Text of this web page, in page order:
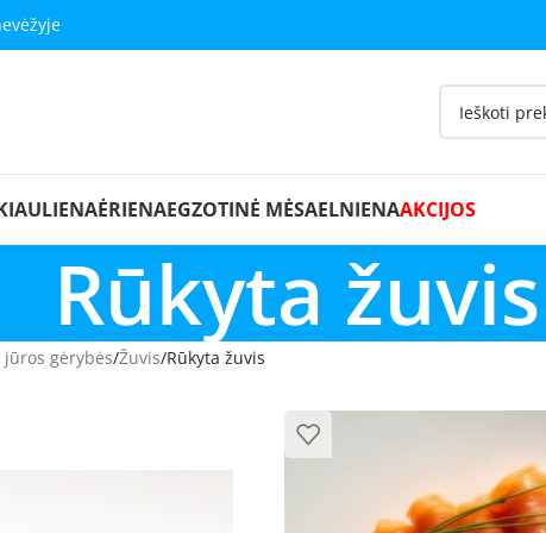
ĖRIENAEGZOTINĖ MĖSAELNIENAAKCIJOS
Rūkyta žuvis
gėrybės Žuvis Rūkyta žuvis